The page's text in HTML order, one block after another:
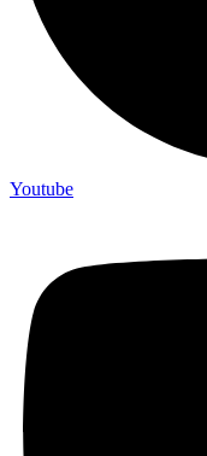
Youtube